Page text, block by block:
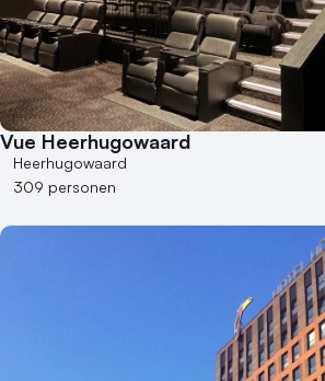
Theater
Varende locatie
Vue Heerhugowaard
Heerhugowaard
309 personen